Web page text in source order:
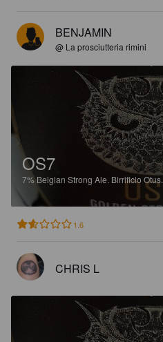
BENJAMIN
@ La prosciutteria rimini
OS7
7%Belgian Strong Ale. Birrificio Otus.
1.6
CHRIS L